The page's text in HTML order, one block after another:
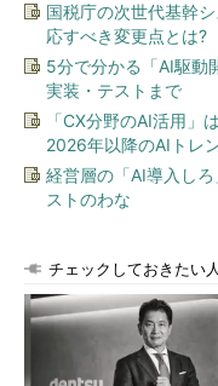
ットや自動運転車などを
れるキャリアパスは『
によって良い影響を受け
ライズ向けのスマート
パスは『22％』、影響を
う予測だ。つまり、 AIに
良い影響を受けるキャリ
国税庁の次世代基幹
応すべき変更点とは?
5分で分かる「AI駆動
実装・テストまで
「CX分野のAI活用」
2026年以降のAIトレ
経営層の「AI導入し
ストのわな
チェックしておきたい